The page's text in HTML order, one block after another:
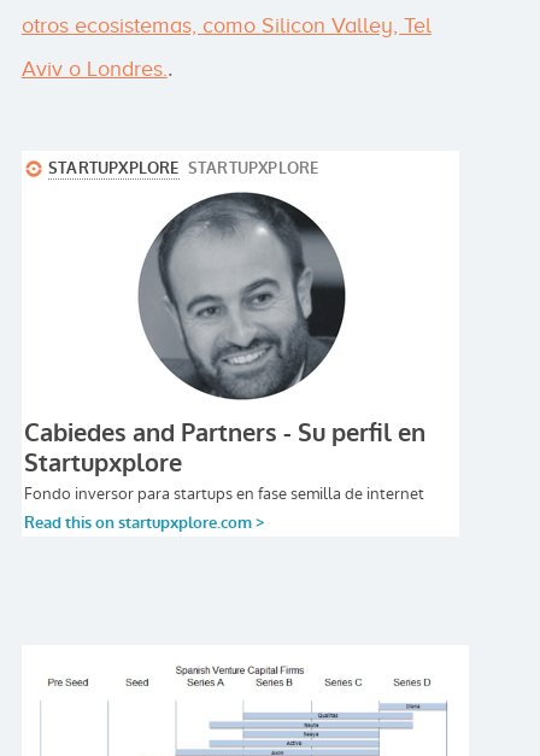
otros ecosistemas, como Silicon Valley, Tel
Aviv o Londres..